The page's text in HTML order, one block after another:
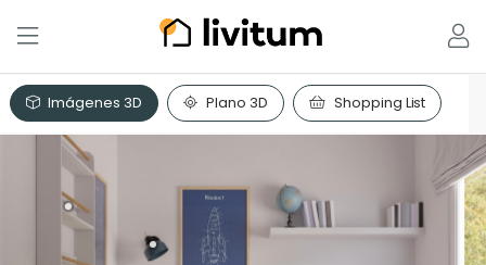
Imágenes 3D Plano 3D Shopping List